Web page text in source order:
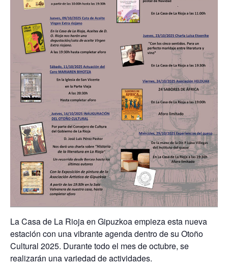
La Casa de La Rioja en Gipuzkoa empieza esta nueva
estación con una vibrante agenda dentro de su Otoño
Cultural 2025. Durante todo el mes de octubre, se
realizarán una variedad de actividades.